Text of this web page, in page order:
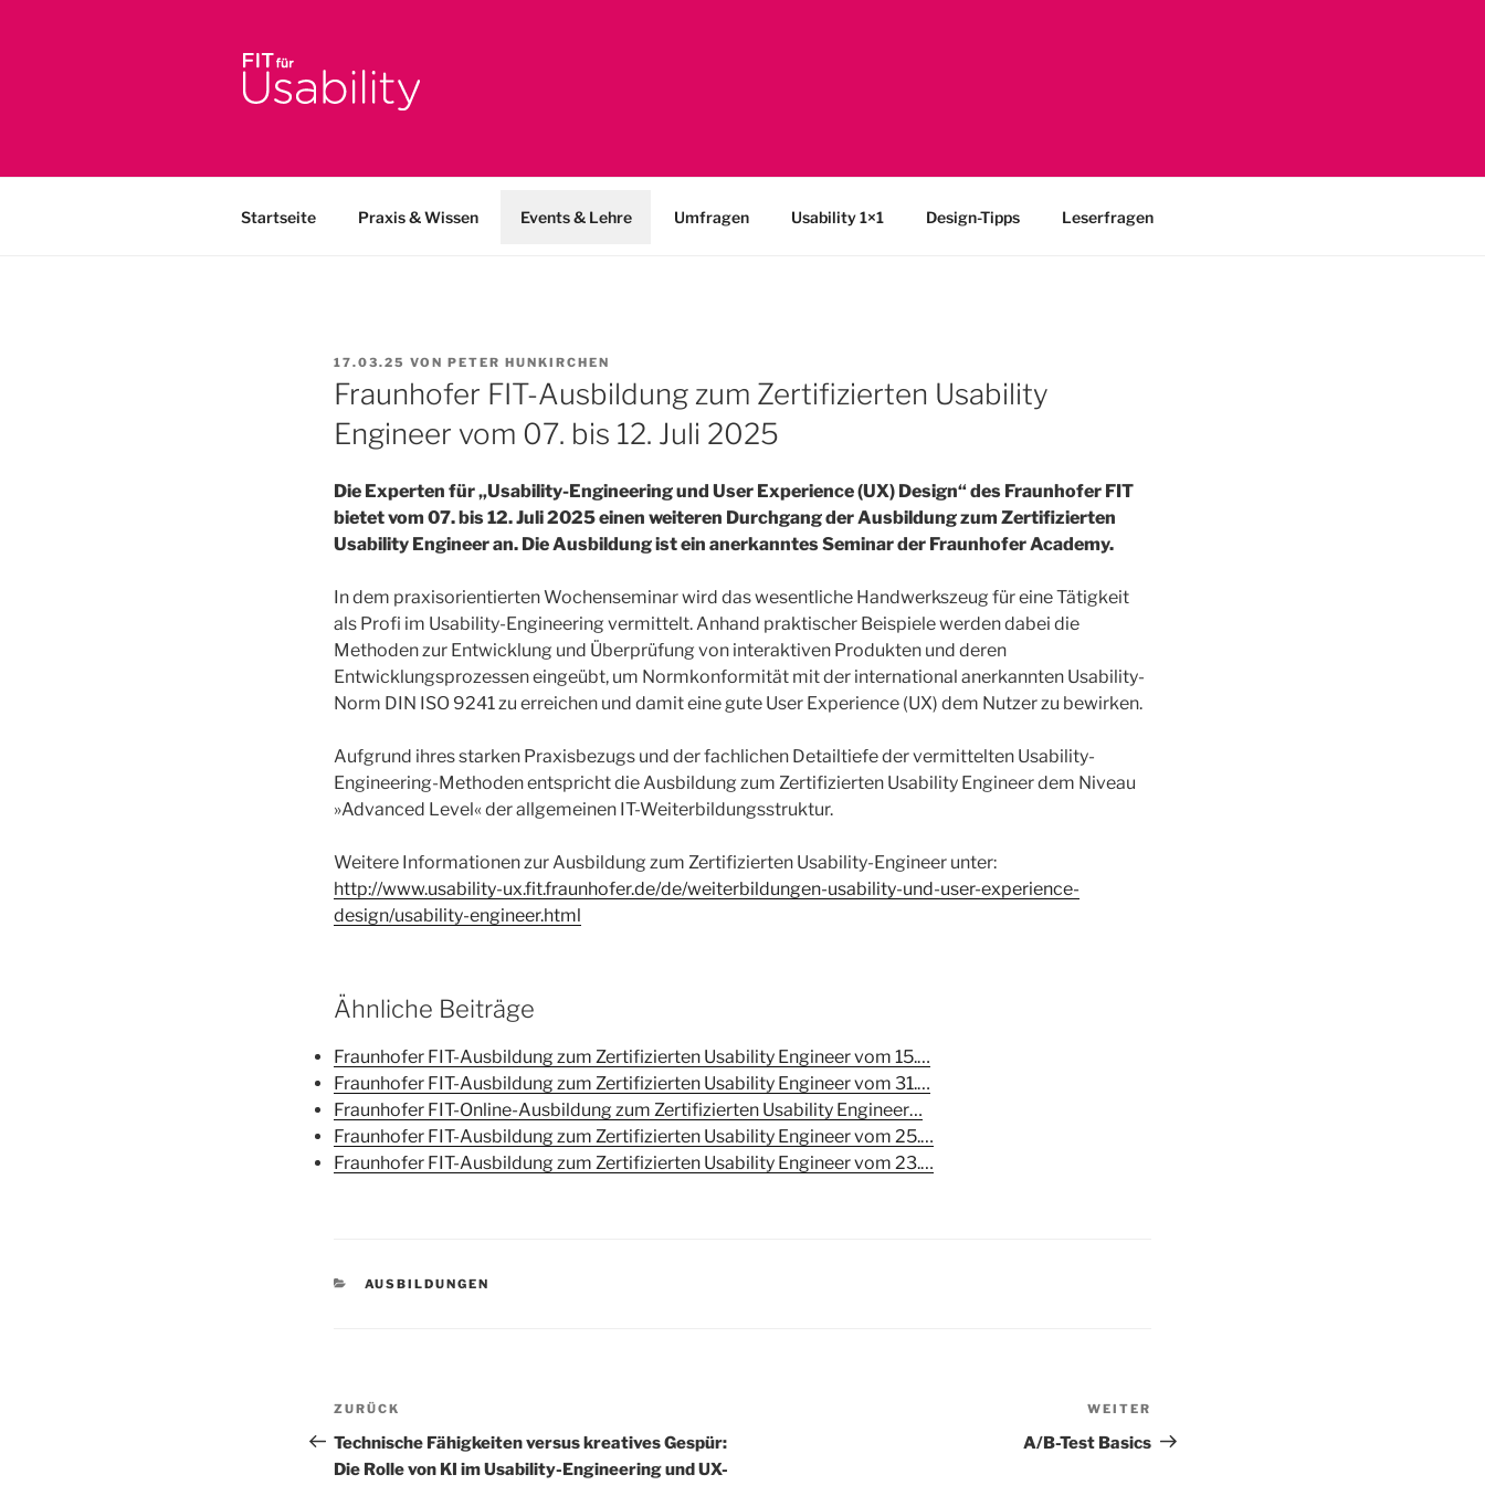
Startseite Praxis & Wissen Events & Lehre Umfragen Usability 1×1 Design-Tipps Leserfragen
VERÖFFENTLICHT
AM
17.03.25 VON PETER HUNKIRCHEN
Fraunhofer FIT-Ausbildung zum Zertifizierten Usability
Engineer vom 07. bis 12. Juli 2025
Die Experten für „Usability-Engineering und User Experience (UX) Design“ des Fraunhofer FIT
bietet vom 07. bis 12. Juli 2025 einen weiteren Durchgang der Ausbildung zum Zertifizierten
Usability Engineer an. Die Ausbildung ist ein anerkanntes Seminar der Fraunhofer Academy.
In dem praxisorientierten Wochenseminar wird das wesentliche Handwerkszeug für eine Tätigkeit
als Profi im Usability-Engineering vermittelt. Anhand praktischer Beispiele werden dabei die
Methoden zur Entwicklung und Überprüfung von interaktiven Produkten und deren
Entwicklungsprozessen eingeübt, um Normkonformität mit der international anerkannten Usability-
Norm DIN ISO 9241 zu erreichen und damit eine gute User Experience (UX) dem Nutzer zu bewirken.
Aufgrund ihres starken Praxisbezugs und der fachlichen Detailtiefe der vermittelten Usability-
Engineering-Methoden entspricht die Ausbildung zum Zertifizierten Usability Engineer dem Niveau
»Advanced Level« der allgemeinen IT-Weiterbildungsstruktur.
Weitere Informationen zur Ausbildung zum Zertifizierten Usability-Engineer unter:
http://www.usability-ux.fit.fraunhofer.de/de/weiterbildungen-usability-und-user-experience-
design/usability-engineer.html
Ähnliche Beiträge
Fraunhofer FIT-Ausbildung zum Zertifizierten Usability Engineer vom 15.…
Fraunhofer FIT-Ausbildung zum Zertifizierten Usability Engineer vom 31.…
Fraunhofer FIT-Online-Ausbildung zum Zertifizierten Usability Engineer…
Fraunhofer FIT-Ausbildung zum Zertifizierten Usability Engineer vom 25.…
Fraunhofer FIT-Ausbildung zum Zertifizierten Usability Engineer vom 23.…
KATEGORIEN
AUSBILDUNGEN
Beitragsnavigation
Vorheriger
Beitrag
ZURÜCK
Technische Fähigkeiten versus kreatives Gespür:
Die Rolle von KI im Usability-Engineering und UX-
Beitrag
WEITER
A/B-Test Basics